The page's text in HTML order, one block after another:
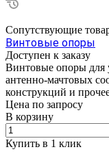
Сопутствующие
Винтовые опоры
Доступен к заказу
Винтовые опоры для
антенно-мачтовых
конструкций и
Цена по запросу
В корзину
Купить в 1 клик